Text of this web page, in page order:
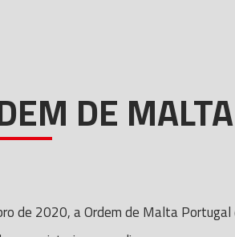
DE MALTA
de 2020, a Ordem de Malta Portugal